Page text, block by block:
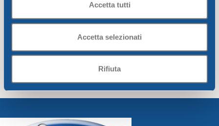
Accetta tutti
Accetta selezionati
Rifiuta
Unique